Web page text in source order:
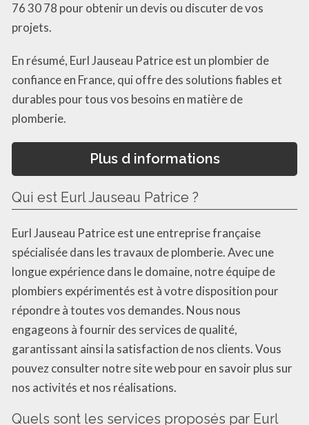
76 30 78 pour obtenir un devis ou discuter de vos
projets.
En résumé, Eurl Jauseau Patrice est un plombier de
confiance en France, qui offre des solutions fiables et
durables pour tous vos besoins en matière de
plomberie.
Plus d informations
Qui est Eurl Jauseau Patrice ?
Eurl Jauseau Patrice est une entreprise française
spécialisée dans les travaux de plomberie. Avec une
longue expérience dans le domaine, notre équipe de
plombiers expérimentés est à votre disposition pour
répondre à toutes vos demandes. Nous nous
engageons à fournir des services de qualité,
garantissant ainsi la satisfaction de nos clients. Vous
pouvez consulter notre site web pour en savoir plus sur
nos activités et nos réalisations.
Quels sont les services proposés par Eurl